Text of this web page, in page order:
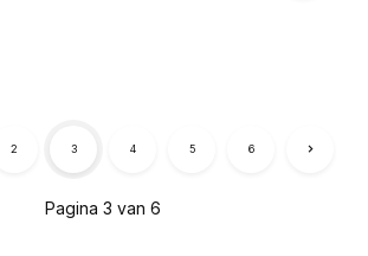
Pagina 3 van 6
2 3 4 5 6